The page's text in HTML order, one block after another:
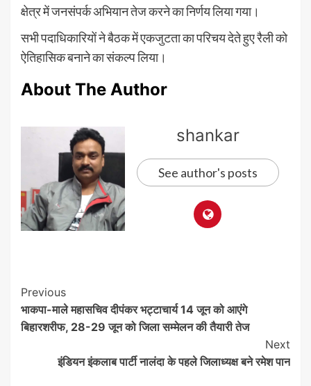
क्षेत्र में जनसंपर्क अभियान तेज करने का निर्णय लिया गया।
सभी पदाधिकारियों ने बैठक में एकजुटता का परिचय देते हुए रैली को
ऐतिहासिक बनाने का संकल्प लिया।
About The Author
shankar
See author's posts
Post
Navigation
Previous
भाकपा-माले महासचिव दीपंकर भट्टाचार्य 14 जून को आएंगे
बिहारशरीफ, 28-29 जून को जिला सम्मेलन की तैयारी तेज
Next
इंडियन इंकलाब पार्टी नालंदा के पहले जिलाध्यक्ष बने रमेश पान